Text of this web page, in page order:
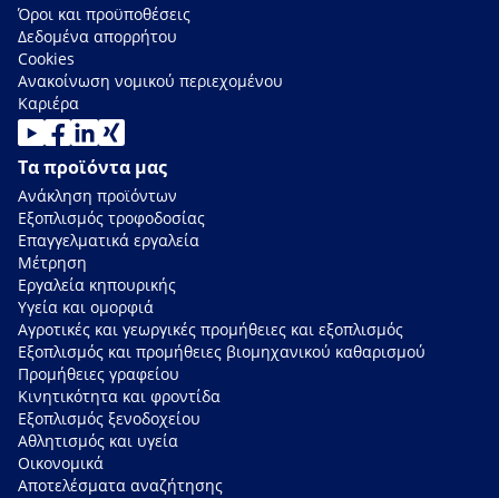
Όροι και προϋποθέσεις
Δεδομένα απορρήτου
Cookies
Ανακοίνωση νομικού περιεχομένου
Καριέρα
Τα προϊόντα μας
Ανάκληση προϊόντων
Εξοπλισμός τροφοδοσίας
Επαγγελματικά εργαλεία
Μέτρηση
Εργαλεία κηπουρικής
Υγεία και ομορφιά
Αγροτικές και γεωργικές προμήθειες και εξοπλισμός
Εξοπλισμός και προμήθειες βιομηχανικού καθαρισμού
Προμήθειες γραφείου
Κινητικότητα και φροντίδα
Εξοπλισμός ξενοδοχείου
Αθλητισμός και υγεία
Οικονομικά
Αποτελέσματα αναζήτησης